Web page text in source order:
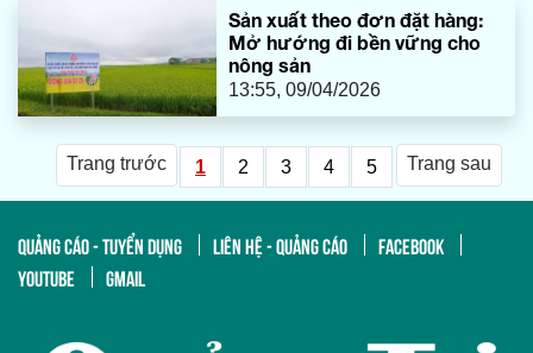
Sản xuất theo đơn đặt hàng:
Mở hướng đi bền vững cho
nông sản
13:55, 09/04/2026
Trang trước 1 2 3 4 5 Trang sau
QUẢNG CÁO - TUYỂN DỤNG LIÊN HỆ - QUẢNG CÁO
FACEBOOK
YOUTUBE
GMAIL